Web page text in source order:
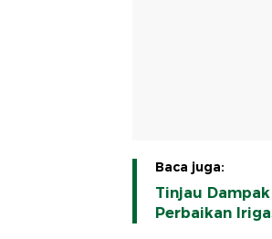
Baca juga:
Tinjau
Perbaikan